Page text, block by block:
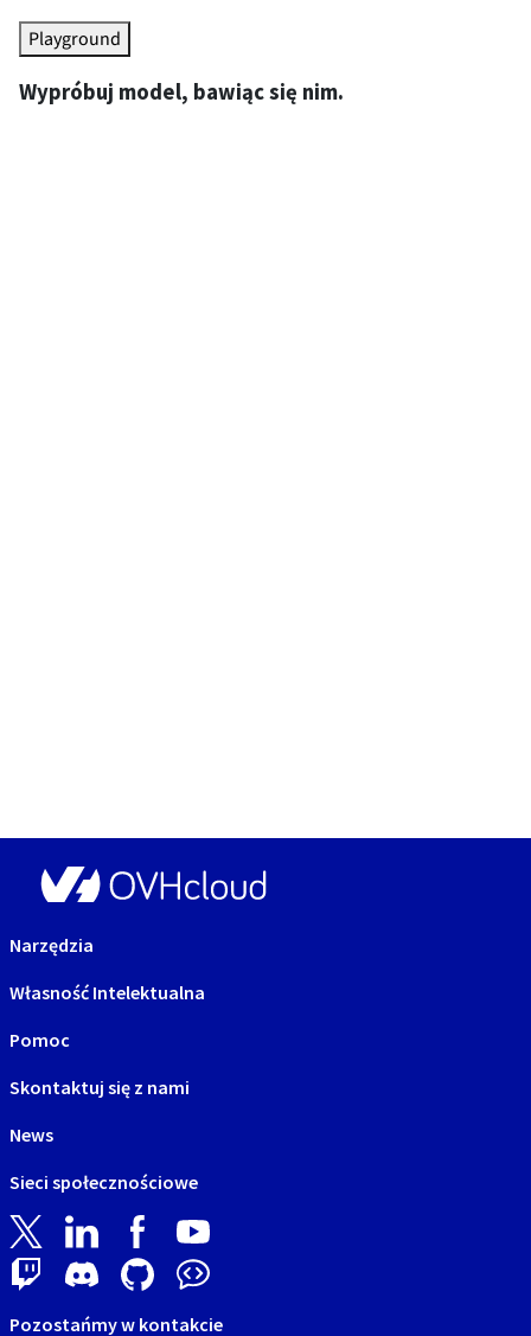
Playground
Wypróbuj model, bawiąc się nim.
Narzędzia
Własność Intelektualna
Pomoc
Skontaktuj się z nami
News
Sieci społecznościowe
Pozostańmy w kontakcie